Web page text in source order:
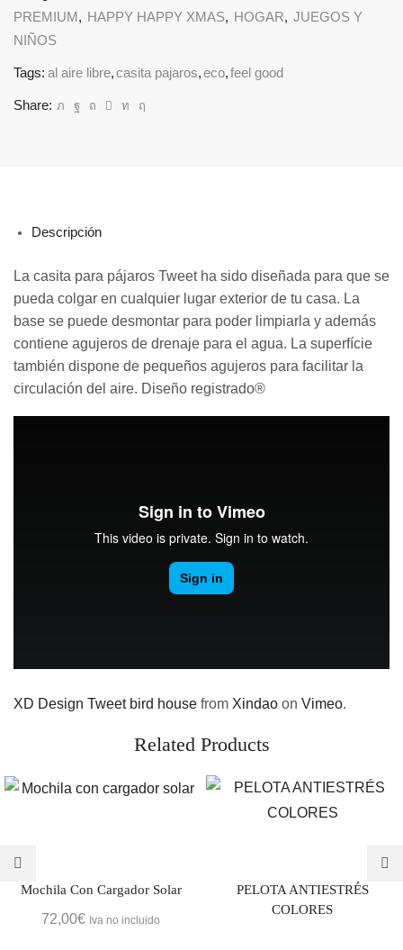
PREMIUM , HAPPY HAPPY XMAS, HOGAR, JUEGOS Y
NIÑOS
Tags: al aire libre,casita pajaros,eco,feel good
Share:
Descripción
La casita para pájaros Tweet ha sido diseñada para que se
pueda colgar en cualquier lugar exterior de tu casa. La
base se puede desmontar para poder limpiarla y además
contiene agujeros de drenaje para el agua. La superfície
también dispone de pequeños agujeros para facilitar la
circulación del aire. Diseño registrado®
XD Design Tweet bird house from Xindao on Vimeo.
Related Products
Mochila Con Cargador Solar
72,00€ Iva no incluido
PELOTA ANTIESTRÉS
COLORES